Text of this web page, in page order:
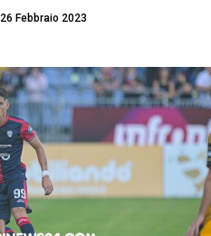
26 Febbraio 2023